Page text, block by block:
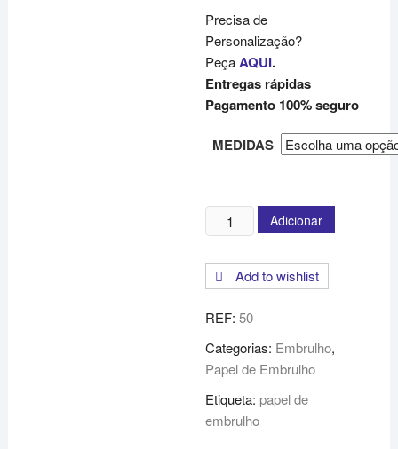
Precisa de
Personalização?
Peça AQUI.
Entregas rápidas
Pagamento 100% seguro
MEDIDAS
Quantidade
de
de
Adicionar
Add to wishlist
REF:50
Categorias: Embrulho,
Papel de Embrulho
Etiqueta: papel de
embrulho